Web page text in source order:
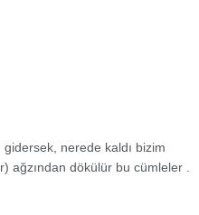
nerede kaldı bizim
ağzından dökülür bu cümleler .